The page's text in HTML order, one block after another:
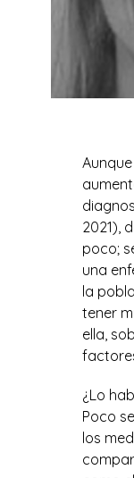
2021),
poco;
una
la
tener
ella,
¿Lo
Poco
los